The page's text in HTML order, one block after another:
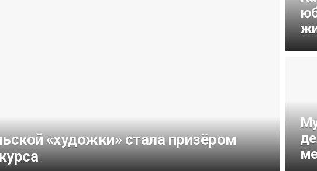
«художки» стала призёром